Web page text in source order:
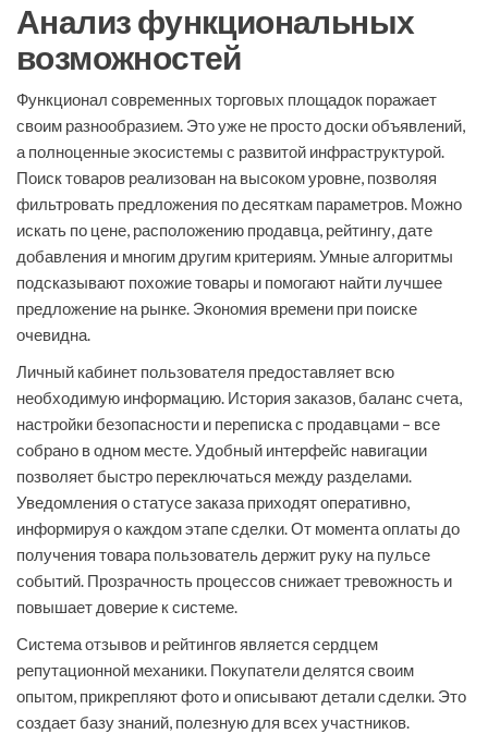
Анализ функциональных
возможностей
Функционал современных торговых площадок поражает
своим разнообразием. Это уже не просто доски объявлений,
а полноценные экосистемы с развитой инфраструктурой.
Поиск товаров реализован на высоком уровне, позволяя
фильтровать предложения по десяткам параметров. Можно
искать по цене, расположению продавца, рейтингу, дате
добавления и многим другим критериям. Умные алгоритмы
подсказывают похожие товары и помогают найти лучшее
предложение на рынке. Экономия времени при поиске
очевидна.
Личный кабинет пользователя предоставляет всю
необходимую информацию. История заказов, баланс счета,
настройки безопасности и переписка с продавцами – все
собрано в одном месте. Удобный интерфейс навигации
позволяет быстро переключаться между разделами.
Уведомления о статусе заказа приходят оперативно,
информируя о каждом этапе сделки. От момента оплаты до
получения товара пользователь держит руку на пульсе
событий. Прозрачность процессов снижает тревожность и
повышает доверие к системе.
Система отзывов и рейтингов является сердцем
репутационной механики. Покупатели делятся своим
опытом, прикрепляют фото и описывают детали сделки. Это
создает базу знаний, полезную для всех участников.